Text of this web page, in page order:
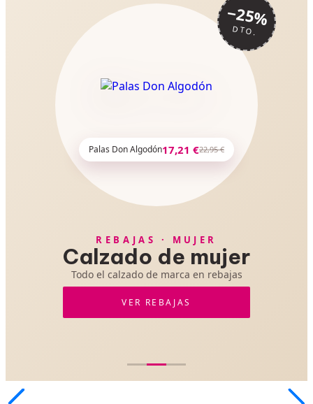
REBAJAS · MUJER
Calzado de mujer
Todo el calzado de marca en rebajas
VER REBAJAS
−25%
DTO.
Palas Don Algodón17,21 €22,95 €